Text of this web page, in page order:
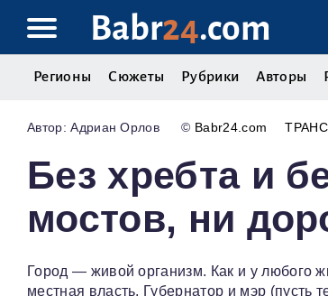
Babr24.com
Регионы Сюжеты Рубрики Авторы
Адриан Орлов © Babr24.com
Без хребта и
мостов, ни
Город — живой организм. Как и у любого
местная власть. Губернатор и мэр (пусть